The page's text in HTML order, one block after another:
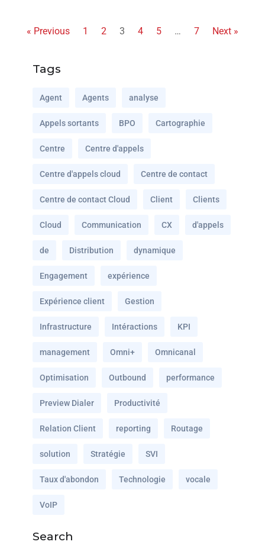
« Previous 1 2 3 4 5 … 7 Next »
Tags
Agent Agents analyse
Appels sortants BPO Cartographie
Centre Centre d'appels
Centre d'appels cloud Centre de contact
Centre de contact Cloud Client Clients
Cloud Communication CX d'appels
de Distribution dynamique
Engagement expérience
Expérience client Gestion
Infrastructure Intéractions KPI
management Omni+ Omnicanal
Optimisation Outbound performance
Preview Dialer Productivité
Relation Client reporting Routage
solution Stratégie SVI
Taux d'abondon Technologie vocale
VoIP
Search